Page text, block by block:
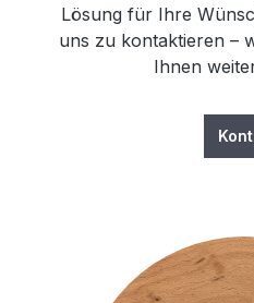
Lösung für Ihre
uns zu kontaktieren –
Ihnen